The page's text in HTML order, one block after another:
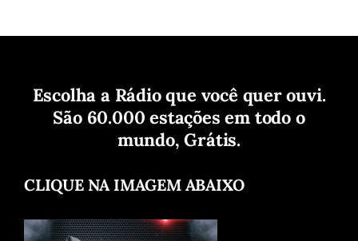
Escolha a Rádio que você quer ouvi.
São 60.000 estações em todo o
mundo, Grátis.
CLIQUE NA IMAGEM ABAIXO